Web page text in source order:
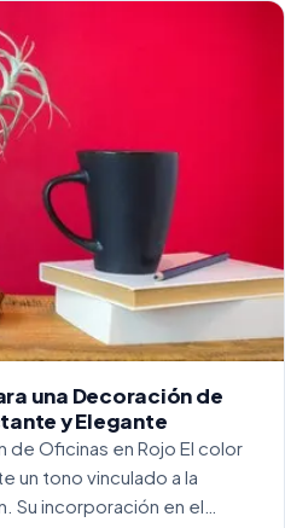
una Decoración de
y Elegante
de Oficinas en Rojo El color
un tono vinculado a la
Su incorporación en el